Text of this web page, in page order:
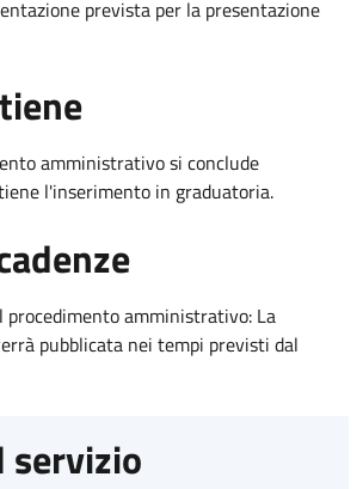
prevista per la presentazione
amministrativo si conclude
l'inserimento in graduatoria.
procedimento amministrativo: La
pubblicata nei tempi previsti dal
servizio